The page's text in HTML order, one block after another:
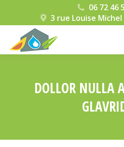
06 72 46
3 rue Louise Michel
DOLLOR NULLA